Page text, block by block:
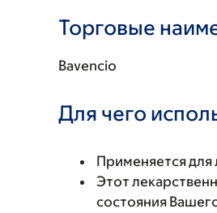
Торговые
Bavencio
Для чего
Применяется для
Этот
состояния